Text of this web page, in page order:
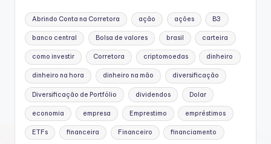
Abrindo Conta na Corretora ação ações B3
banco central Bolsa de valores brasil carteira
como investir Corretora criptomoedas dinheiro
dinheiro na hora dinheiro na mão diversificação
Diversificação de Portfólio dividendos Dolar
economia empresa Emprestimo empréstimos
ETFs financeira Financeiro financiamento